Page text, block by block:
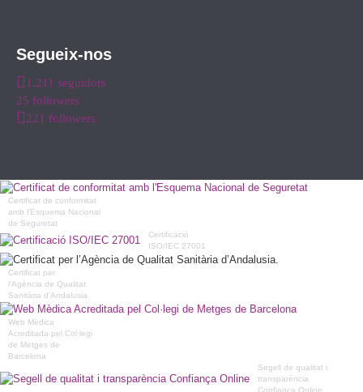
Segueix-nos
1.211 seguidors
25 followers
221 followers
Certificat de conformitat
amb l'Esquema Nacional
de Seguretat
Certificació
ISO/IEC 27001
Certificat per
l’Agència de Qualitat
Sanitària d’Andalusia
Web Mèdica
Acreditada pel Col·legi
de Metges de
Barcelona
Segell de qualitat i
transparència
Confiança Online